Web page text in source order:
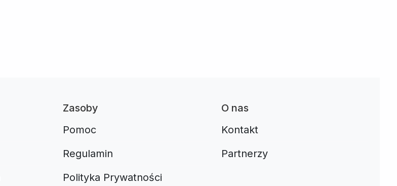
Zasoby
Pomoc
Regulamin
Polityka Prywatności
O nas
Kontakt
Partnerzy